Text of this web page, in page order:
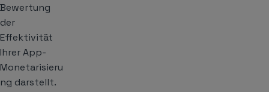
Bewertung
der
Effektivität
Ihrer App-
Monetarisieru
ng darstellt.